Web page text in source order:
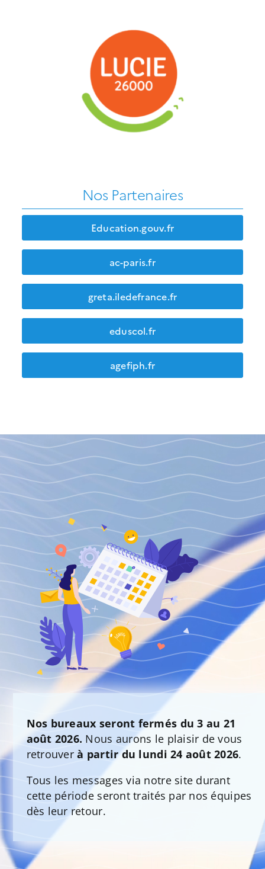
Nos Partenaires
Education.gouv.fr
ac-paris.fr
greta.iledefrance.fr
eduscol.fr
agefiph.fr
Nos bureaux seront fermés du 3 au 21
août 2026. Nous aurons le plaisir de vous
retrouverà partir du lundi 24 août 2026.
Tous les messages via notre site durant
cette période seront traités par nos équipes
dès leur retour.